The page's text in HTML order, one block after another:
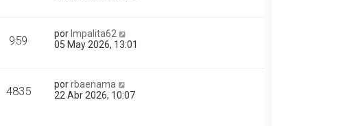
959 porImpalita62
05 May 2026, 13:01
4835 porrbaenama
22 Abr 2026, 10:07